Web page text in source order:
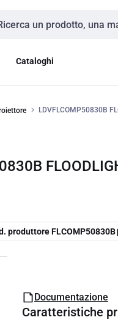
input
Cataloghi
LDVFLCOMP50830B
produttore FLCOMP50830B
Documentazione
Caratteristiche